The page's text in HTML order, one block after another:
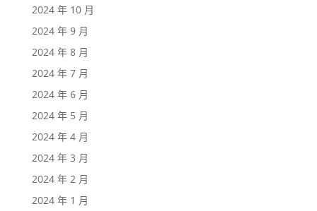
2024 年 10 月
2024 年 9 月
2024 年 8 月
2024 年 7 月
2024 年 6 月
2024 年 5 月
2024 年 4 月
2024 年 3 月
2024 年 2 月
2024 年 1 月